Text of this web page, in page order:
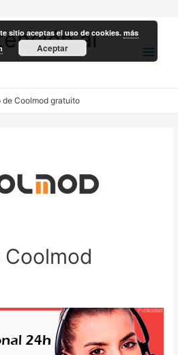
al
de Coolmod gratuito
sitio aceptas el uso de cookies.más
Aceptar